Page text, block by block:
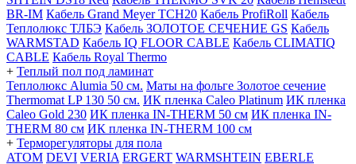
BR-IM Кабель Grand Meyer TCH20 Кабель ProfiRoll Кабель
Теплолюкс ТЛБЭ Кабель ЗОЛОТОЕ СЕЧЕНИЕ GS Кабель
WARMSTAD Кабель IQ FLOOR CABLE Кабель CLIMATIQ
CABLE Кабель Royal Thermo
+ Теплый пол под ламинат
Теплолюкс Alumia 50 см. Маты на фольге Золотое сечение
Thermomat LP 130 50 cм. ИК пленка Caleo Platinum ИК пленка
Caleo Gold 230 ИК пленка IN-THERM 50 см ИК пленка IN-
THERM 80 см ИК пленка IN-THERM 100 см
+ Терморегуляторы для пола
ATOM DEVI VERIA ERGERT WARMSHTEIN EBERLE